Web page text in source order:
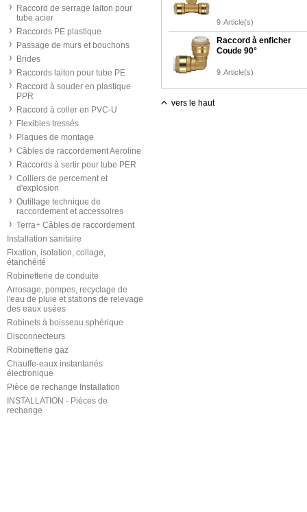
Raccord de serrage laiton pour
tube acier
Raccords PE plastique
Passage de murs et bouchons
Brides
Raccords laiton pour tube PE
Raccord à souder en plastique
PPR
Raccord à coller en PVC-U
Flexibles tressés
Plaques de montage
Câbles de raccordement Aeroline
Raccords à sertir pour tube PER
Colliers de percement et
d'explosion
Outillage technique de
raccordement et accessoires
Terra+ Câbles de raccordement
Installation sanitaire
Fixation, isolation, collage,
étanchéité
Robinetterie de conduite
Arrosage, pompes, recyclage de
l'eau de pluie et stations de relevage
des eaux usées
Robinets à boisseau sphérique
Disconnecteurs
Robinetterie gaz
Chauffe-eaux instantanés
électronique
Pièce de rechange Installation
INSTALLATION - Pièces de
rechange
9 Article(s)
Raccord à enficher
Coude 90°
9 Article(s)
vers le haut